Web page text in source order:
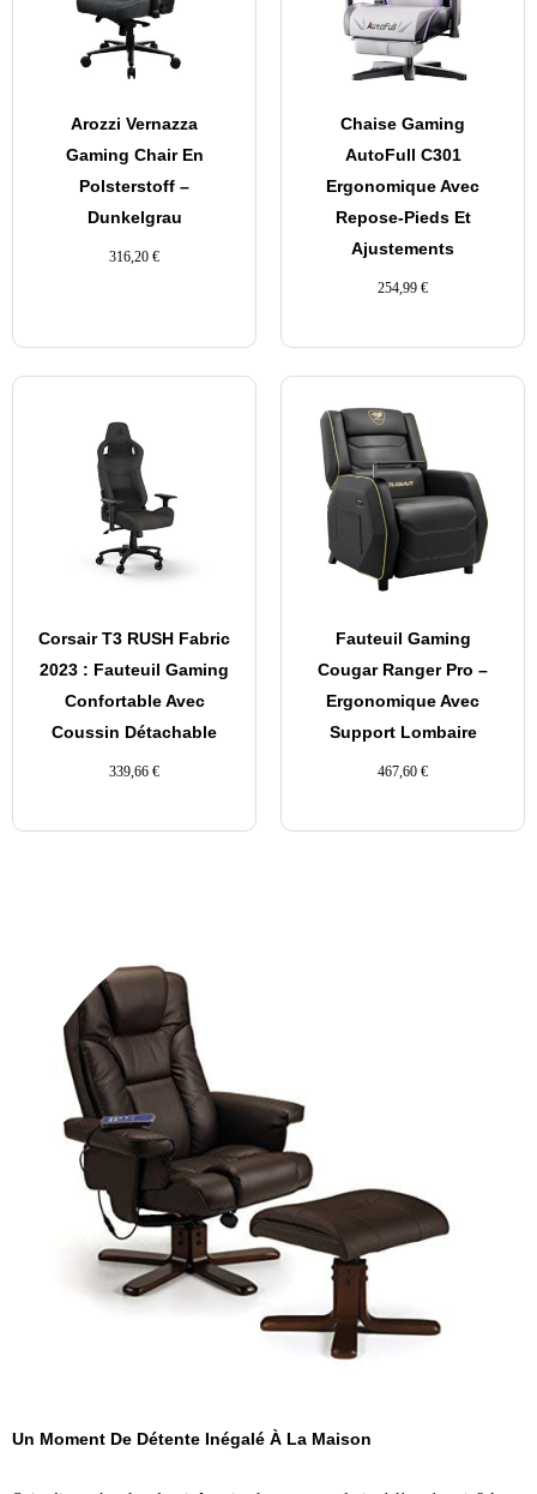
Arozzi Vernazza
Gaming Chair En
Polsterstoff –
Dunkelgrau
316,20 €
Chaise Gaming
AutoFull C301
Ergonomique Avec
Repose-Pieds Et
Ajustements
254,99 €
Corsair T3 RUSH Fabric
2023 : Fauteuil Gaming
Confortable Avec
Coussin Détachable
339,66 €
Fauteuil Gaming
Cougar Ranger Pro –
Ergonomique Avec
Support Lombaire
467,60 €
Un Moment De Détente Inégalé À La Maison